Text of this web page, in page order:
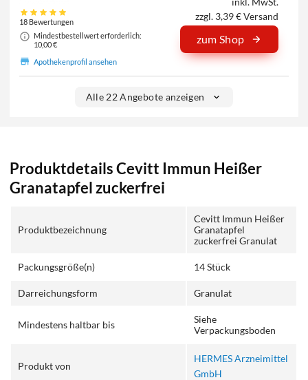
18 Bewertungen
Mindestbestellwert erforderlich:
10,00 €
Apothekenprofil ansehen
zzgl. 3,39 € Versand
zum Shop
Alle 22 Angebote anzeigen
Produktdetails Cevitt Immun Heißer
Granatapfel zuckerfrei
Produktbezeichnung
Cevitt Immun Heißer
Granatapfel
zuckerfrei Granulat
Packungsgröße(n) 14 Stück
Darreichungsform Granulat
Mindestens haltbar bis
Siehe
Verpackungsboden
Produkt von
HERMES Arzneimittel
GmbH